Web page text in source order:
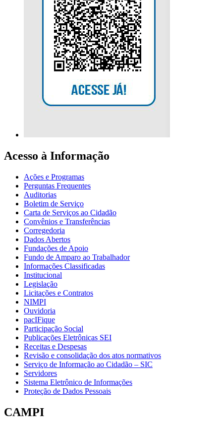
Acesso à Informação
Ações e Programas
Perguntas Frequentes
Auditorias
Boletim de Serviço
Carta de Serviços ao Cidadão
Convênios e Transferências
Corregedoria
Dados Abertos
Fundações de Apoio
Fundo de Amparo ao Trabalhador
Informações Classificadas
Institucional
Legislação
Licitações e Contratos
NIMPI
Ouvidoria
pacIFique
Participação Social
Publicações Eletrônicas SEI
Receitas e Despesas
Revisão e consolidação dos atos normativos
Serviço de Informação ao Cidadão – SIC
Servidores
Sistema Eletrônico de Informações
Proteção de Dados Pessoais
CAMPI